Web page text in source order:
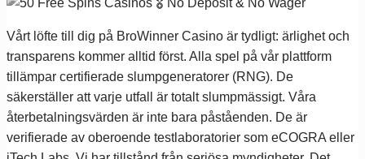
Vårt löfte till dig på BroWinner Casino är tydligt: ärlighet och
transparens kommer alltid först. Alla spel på vår plattform
tillämpar certifierade slumpgeneratorer (RNG). De
säkerställer att varje utfall är totalt slumpmässigt. Våra
återbetalningsvärden är inte bara påståenden. De är
verifierade av oberoende testlaboratorier som eCOGRA eller